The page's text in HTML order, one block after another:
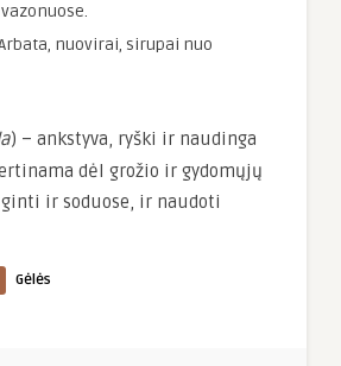
nuovirai, sirupai nuo
) – ankstyva, ryški ir naudinga
dėl grožio ir gydomųjų
ir soduose, ir naudoti
Gėlės